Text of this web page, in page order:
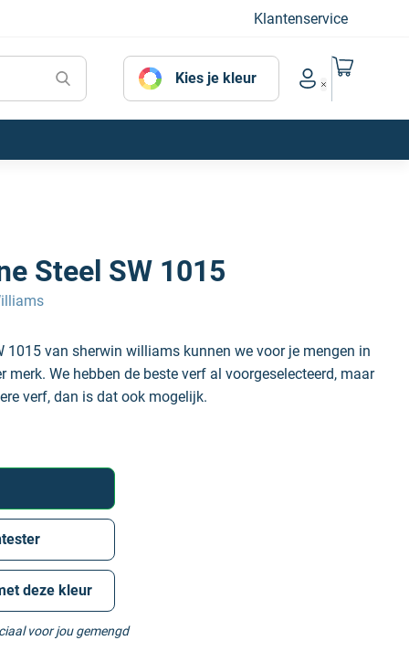
Klantenservice
Kies je kleur
Account menu
Naar mijn
Steel SW 1015
1015 van sherwin williams kunnen we voor je mengen in
merk. We hebben de beste verf al voorgeselecteerd, maar
verf, dan is dat ook mogelijk.
deze kleur
voor jou gemengd